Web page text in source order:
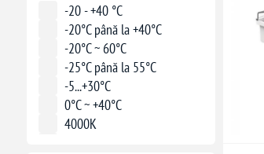
-20 - +40 °C
-20°C până la +40°C
-20°C ~ 60°C
-25°C până la 55°C
-5...+30°C
0°C ~ +40°C
4000K